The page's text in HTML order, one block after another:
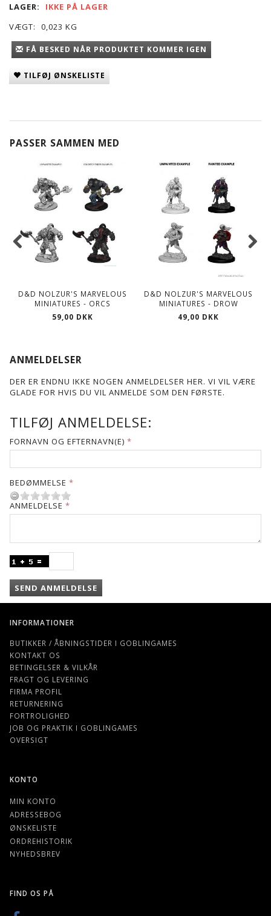
LAGER:
IKKE PÅ LAGER
VÆGT:
0,023 KG
FÅ BESKED NÅR PRODUKTET KOMMER IGEN
TILFØJ ØNSKELISTE
PASSER SAMMEN MED
D&D NOLZUR'S MARVELOUS
MINIATURES - ORCS
59,00 DKK
D&D NOLZUR'S MARVELOUS
MINIATURES - DROW
49,00 DKK
ANMELDELSER
DER ER ENDNU IKKE NOGEN ANMELDELSER HER. VI VIL VÆRE
GLADE FOR HVIS DU VIL ANMELDE SOM DEN FØRSTE.
TILFØJ ANMELDELSE:
FORNAVN OG EFTERNAVN(E)
BEDØMMELSE
ANMELDELSE
SEND ANMELDELSE
INFORMATIONER
BUTIKKER / ÅBNINGSTIDER I GOBLINGAMES
KONTAKT OS
BETINGELSER & VILKÅR
FRAGT OG LEVERING
FIRMA PROFIL
RETURNERING
FORTROLIGHED
JOB OG PRAKTIK I GOBLINGAMES
OVERSIGT
KONTO
MIN KONTO
ADRESSEBOG
ØNSKELISTE
ORDREHISTORIK
NYHEDSBREV
FIND OS PÅ